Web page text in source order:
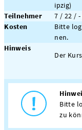
ipzig)
Teilnehmer
7 / 22 /
Kosten
Bitte
nen.
Hinweis
Der
Bitte
zu